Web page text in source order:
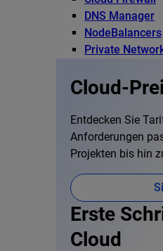
DNS Manager
NodeBalancers
Private
Cloud-
Entdecken Sie
Anforderungen
Projekten bis hin
Erste
Cloud